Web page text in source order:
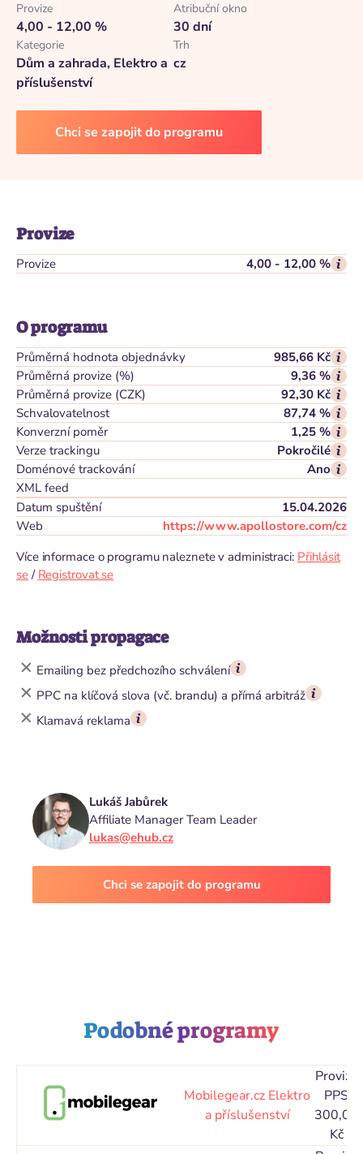
Provize
4,00 - 12,00 %
Atribuční okno
30 dní
Kategorie
Dům a zahrada, Elektro a
příslušenství
Trh
cz
Chci se zapojit do programu
Provize
Provize 4,00 - 12,00 %
O programu
Průměrná hodnota objednávky
985,66 Kč
Průměrná provize (%)
9,36 %
Průměrná provize (CZK)
92,30 Kč
Schvalovatelnost
87,74 %
Konverzní poměr
1,25 %
Verze trackingu
Pokročilé
Doménové trackování
Ano
XML feed
Datum spuštění
15.04.2026
Web
https://www.apollostore.com/cz
Více informace o programu naleznete v administraci: Přihlásit
se/ Registrovat se
Možnosti propagace
Emailing bez předchozího schválení
PPC na klíčová slova (vč. brandu) a přímá arbitráž
Klamavá reklama
Lukáš Jabůrek
Affiliate Manager Team Leader
lukas@ehub.cz
Chci se zapojit do programu
Podobné programy
Mobilegear.cz Elektro
a příslušenství
Provize
PPS
300,00
Kč